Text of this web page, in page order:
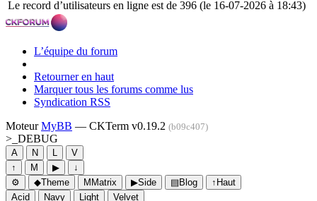
Le record d’utilisateurs en ligne est de 396 (le 16-07-2026 à 18:43)
L’équipe du forum
Retourner en haut
Marquer tous les forums comme lus
Syndication RSS
MoteurMyBB — CKTerm v0.19.2 (b09c407)
>_ DEBUG
A N L
V
↑
M ▶
↓
⚙
◆Theme M Matrix ▶Side ▤Blog ↑ Haut
Acid
Navy Light
Velvet